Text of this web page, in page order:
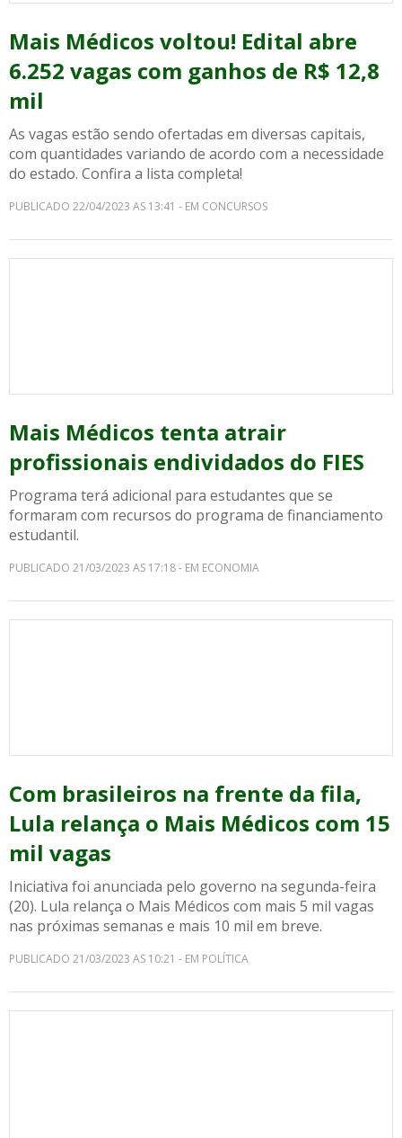
Mais Médicos voltou! Edital abre
6.252 vagas com ganhos de R$ 12,8
mil
As vagas estão sendo ofertadas em diversas capitais,
com quantidades variando de acordo com a necessidade
do estado. Confira a lista completa!
PUBLICADO 22/04/2023 AS 13:41 - EM CONCURSOS
Mais Médicos tenta atrair
profissionais endividados do FIES
Programa terá adicional para estudantes que se
formaram com recursos do programa de financiamento
estudantil.
PUBLICADO 21/03/2023 AS 17:18 - EM ECONOMIA
Com brasileiros na frente da fila,
Lula relança o Mais Médicos com 15
mil vagas
Iniciativa foi anunciada pelo governo na segunda-feira
(20). Lula relança o Mais Médicos com mais 5 mil vagas
nas próximas semanas e mais 10 mil em breve.
PUBLICADO 21/03/2023 AS 10:21 - EM POLÍTICA